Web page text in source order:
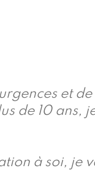
et
de 10 ans,
à soi, je